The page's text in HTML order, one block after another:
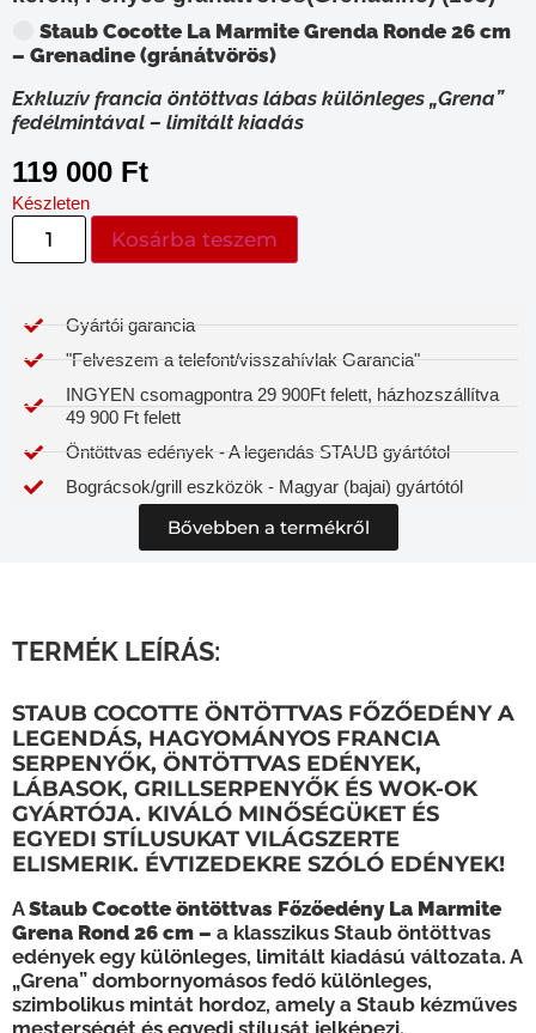
Staub Cocotte La Marmite Grenda Ronde 26 cm
– Grenadine (gránátvörös)
Exkluzív francia öntöttvas lábas különleges „Grena”
fedélmintával – limitált kiadás
119 000 Ft
Készleten
Kosárba teszem
Gyártói garancia​
"Felveszem a telefont/visszahívlak Garancia"
INGYEN csomagpontra 29 900Ft felett, házhozszállítva
49 900 Ft felett
Öntöttvas edények - A legendás STAUB gyártótol
Bográcsok/grill eszközök - Magyar (bajai) gyártótól
Bővebben a termékről
TERMÉK LEÍRÁS:
STAUB COCOTTE ÖNTÖTTVAS FŐZŐEDÉNY A
LEGENDÁS, HAGYOMÁNYOS FRANCIA
SERPENYŐK, ÖNTÖTTVAS EDÉNYEK,
LÁBASOK, GRILLSERPENYŐK ÉS WOK-OK
GYÁRTÓJA. KIVÁLÓ MINŐSÉGÜKET ÉS
EGYEDI STÍLUSUKAT VILÁGSZERTE
ELISMERIK. ÉVTIZEDEKRE SZÓLÓ EDÉNYEK!
AStaub Cocotte öntöttvas Főzőedény La Marmite
Grena Rond 26 cm – a klasszikus Staub öntöttvas
edények egy különleges, limitált kiadású változata. A
„Grena” dombornyomásos fedő különleges,
szimbolikus mintát hordoz, amely a Staub kézműves